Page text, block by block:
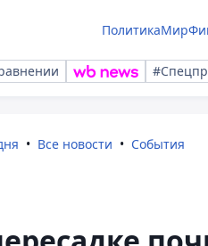
ПолитикаМир
Все новости События